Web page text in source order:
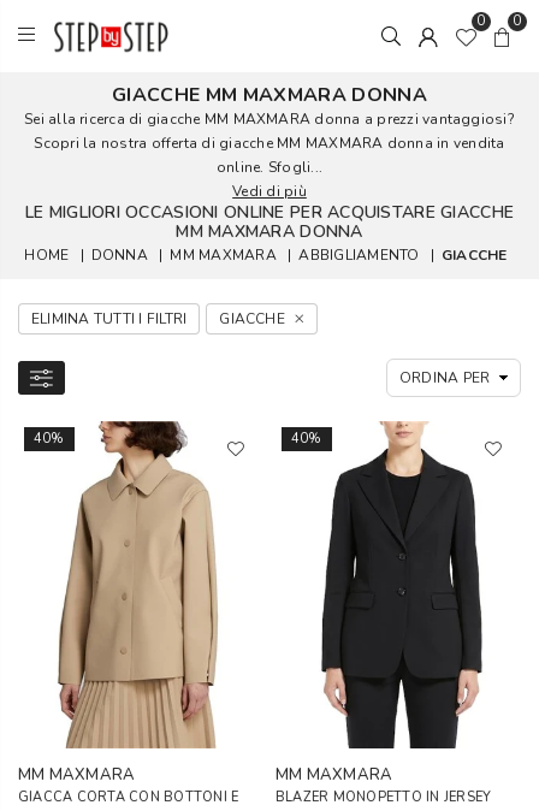
0 0
GIACCHE MM MAXMARA DONNA
Sei alla ricerca di giacche MM MAXMARA donna a prezzi vantaggiosi?
Scopri la nostra offerta di giacche MM MAXMARA donna in vendita
online. Sfogli...
Vedi di più
LE MIGLIORI OCCASIONI ONLINE PER ACQUISTARE GIACCHE
MM MAXMARA DONNA
HOME | DONNA | MM MAXMARA | ABBIGLIAMENTO | GIACCHE
ELIMINA TUTTI I FILTRI GIACCHE
40%
MM MAXMARA
GIACCA CORTA CON BOTTONI E
40%
MM MAXMARA
BLAZER MONOPETTO IN JERSEY